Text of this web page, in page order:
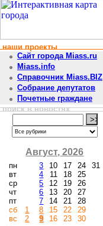
наши проекты
Сайт города Miass.ru
Miass.info
Справочник Miass.BIZ
Собрание депутатов
Почетные граждане
поиск в новостях
Август, 2026
пн
вт
ср
чт
пт
сб
вс
1
2
3
4
5
6
7
8
9
10
11
12
13
14
15
16
17
18
19
20
21
22
23
24
25
26
27
28
29
30
31